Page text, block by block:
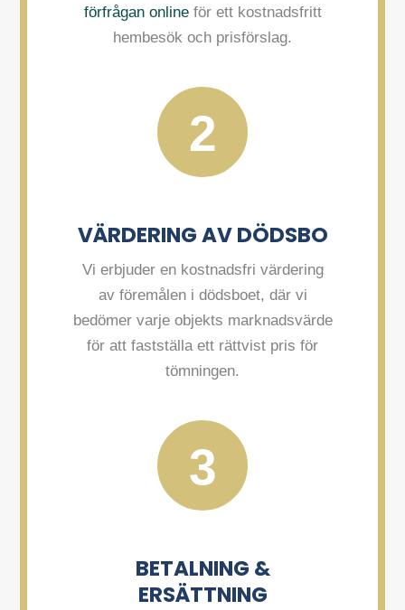
förfrågan online för ett kostnadsfritt
hembesök och prisförslag.
2
VÄRDERING AV DÖDSBO
Vi erbjuder en kostnadsfri värdering
av föremålen i dödsboet, där vi
bedömer varje objekts marknadsvärde
för att fastställa ett rättvist pris för
tömningen.
3
BETALNING &
ERSÄTTNING